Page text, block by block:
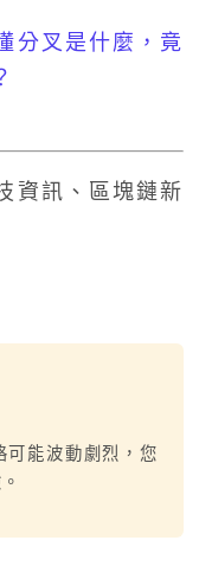
分叉是什麼，竟
資訊、區塊鏈新
可能波動劇烈，您